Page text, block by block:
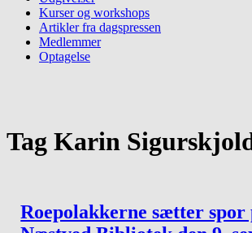
Kurser og workshops
Artikler fra dagspressen
Medlemmer
Optagelse
Tag Karin
Roepolakkerne sætter spor